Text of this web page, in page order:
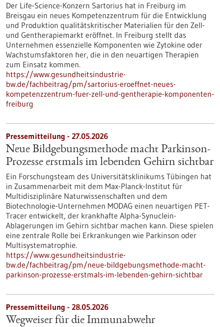
Der Life-Science-Konzern Sartorius hat in Freiburg im
Breisgau ein neues Kompetenzzentrum für die Entwicklung
und Produktion qualitätskritischer Materialien für den Zell-
und Gentherapiemarkt eröffnet. In Freiburg stellt das
Unternehmen essenzielle Komponenten wie Zytokine oder
Wachstumsfaktoren her, die in den neuartigen Therapien
zum Einsatz kommen.
https://www.gesundheitsindustrie-
bw.de/fachbeitrag/pm/sartorius-eroeffnet-neues-
kompetenzzentrum-fuer-zell-und-gentherapie-komponenten-
freiburg
Pressemitteilung - 27.05.2026
Neue Bildgebungsmethode macht Parkinson-
Prozesse erstmals im lebenden Gehirn sichtbar
Ein Forschungsteam des Universitätsklinikums Tübingen hat
in Zusammenarbeit mit dem Max-Planck-Institut für
Multidisziplinäre Naturwissenschaften und dem
Biotechnologie-Unternehmen MODAG einen neuartigen PET-
Tracer entwickelt, der krankhafte Alpha-Synuclein-
Ablagerungen im Gehirn sichtbar machen kann. Diese spielen
eine zentrale Rolle bei Erkrankungen wie Parkinson oder
Multisystematrophie.
https://www.gesundheitsindustrie-
bw.de/fachbeitrag/pm/neue-bildgebungsmethode-macht-
parkinson-prozesse-erstmals-im-lebenden-gehirn-sichtbar
Pressemitteilung - 28.05.2026
Wegweiser für die Immunabwehr